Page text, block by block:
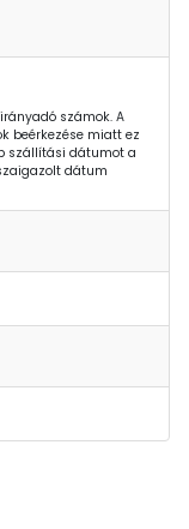
számok. A
beérkezése miatt ez
szállítási dátumot a
dátum